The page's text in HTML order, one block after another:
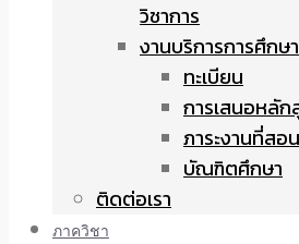
วิชาการ
งานบริการการศึกษา
ทะเบียน
การเสนอหลัก
ภาระงานที่สอ
บัณฑิตศึกษา
ติดต่อเรา
ภาควิชา